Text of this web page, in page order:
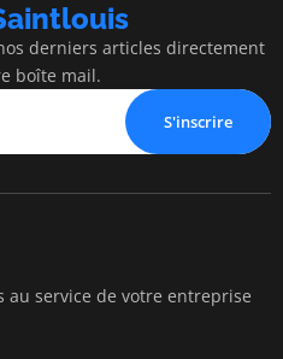
derniers articles directement
boîte mail.
S'inscrire
au service de votre entreprise